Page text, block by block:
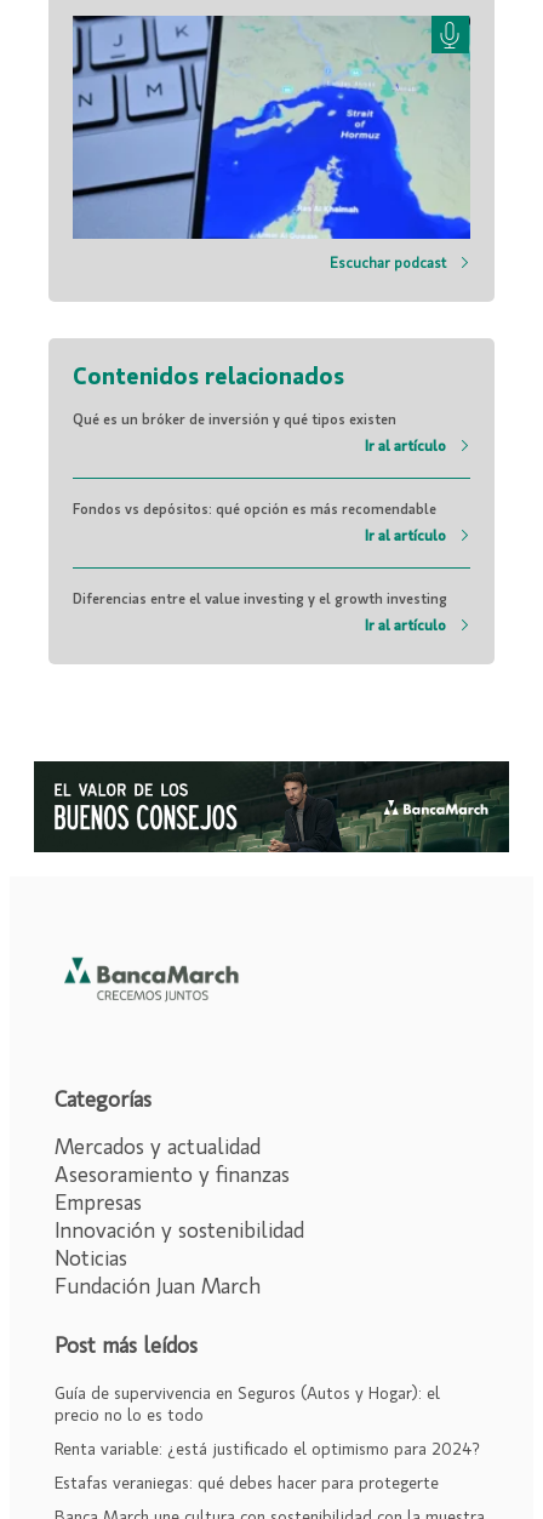
Escuchar podcast
Contenidos relacionados
Qué es un bróker de inversión y qué tipos existen
Ir al artículo
Fondos vs depósitos: qué opción es más recomendable
Ir al artículo
Diferencias entre el value investing y el growth investing
Ir al artículo
Categorías
Mercados y actualidad
Asesoramiento y finanzas
Empresas
Innovación y sostenibilidad
Noticias
Fundación Juan March
Post más leídos
Guía de supervivencia en Seguros (Autos y Hogar): el
precio no lo es todo
Renta variable: ¿está justificado el optimismo para 2024?
Estafas veraniegas: qué debes hacer para protegerte